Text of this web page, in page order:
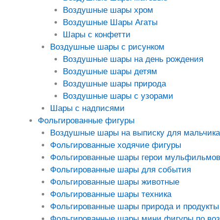
Воздушные шары хром
Воздушные Шары Агаты
Шары с конфетти
Воздушные шары с рисунком
Воздушные шары на день рождения
Воздушные шары детям
Воздушные шары природа
Воздушные шары с узорами
Шары с надписями
Фольгированные фигуры
Воздушные шары на выписку для мальчика
Фольгированные ходячие фигуры
Фольгированные шары герои мульфильмов
Фольгированные шары для события
Фольгированные шары животные
Фольгированные шары техника
Фольгированные шары природа и продукты